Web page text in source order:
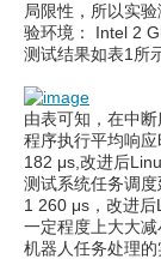
局限性，所以实
验环境： Intel 2
测试结果如表1所
由表可知，在中
程序执行平均响
182 μs,改进后
测试系统任务调
1 260 μs，改进
一定程度上大大
机器人任务处理的